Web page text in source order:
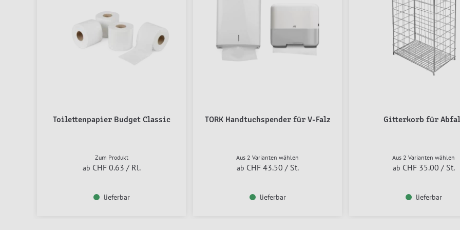
Toilettenpapier Budget Classic
Zum Produkt
ab CHF 0.63 / Rl.
lieferbar
TORK Handtuchspender für V-Falz
Aus 2 Varianten wählen
ab CHF 43.50 / St.
lieferbar
Gitterkorb für
Aus 2 Varianten wählen
ab CHF 35.00 / St.
lieferbar